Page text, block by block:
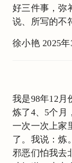
好三件事，弥
说、所写的不
徐小艳 2025年
我是98年12月
炼了4、5个月
一次一次上家
了。我说：炼
邪恶们怕我去